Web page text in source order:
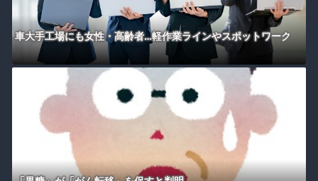
車大手工場にも女性・高齢者…軽作業ラインやスポットワーク